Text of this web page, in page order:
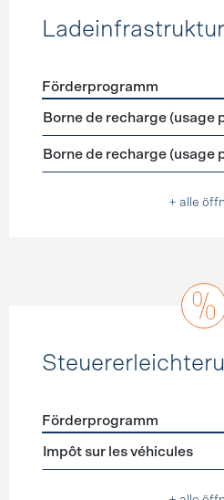
Ladeinfrastruktur
Förderprogramme
Förderprogramm
Borne de recharge (usage
Borne de recharge (usage
+ alle
Förderprogramme
Förderprogramm
Impôt sur les véhicules